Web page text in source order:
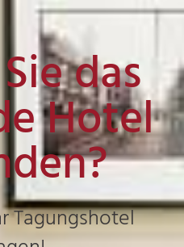
das
Hotel
Tagungshotel